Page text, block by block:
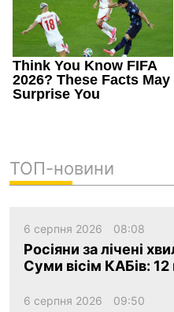
ТОП-новини
6 серпня 2026 08:08
Росіяни за лічені
Суми вісім КАБів:
6 серпня 2026 09:50